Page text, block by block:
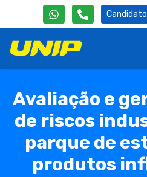
Avaliação e
de riscos
parque de
produtos